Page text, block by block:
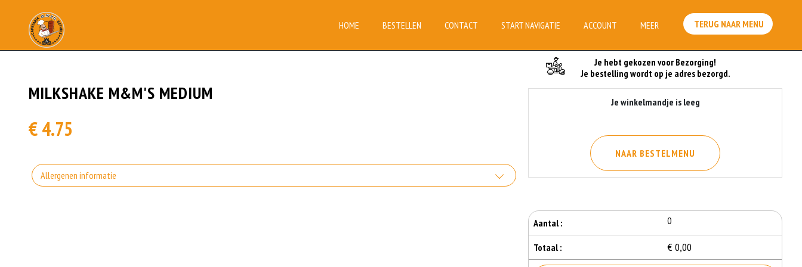
HOME BESTELLEN CONTACT START NAVIGATIE ACCOUNT MEER TERUG NAAR MENU
MILKSHAKE M&M'S MEDIUM
€ 4.75
Allergenen informatie
Je hebt gekozen voor Bezorging!
Je bestelling wordt op je adres bezorgd.
Je winkelmandje is leeg
NAAR BESTELMENU
Aantal : 0
Totaal : € 0,00
Je Bestelling